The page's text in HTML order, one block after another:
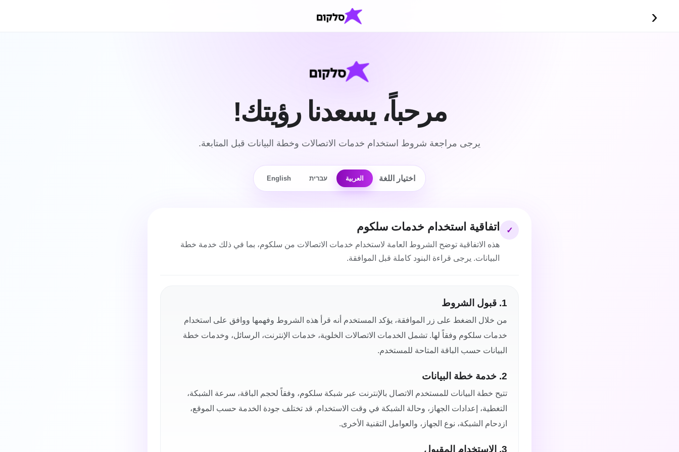
‹
مرحباً، يسعدنا رؤيتك!
يرجى مراجعة شروط استخدام خدمات الاتصالات وخطة البيانات قبل المتابعة.
اختيار اللغة العربية עברית English
✓ اتفاقية استخدام خدمات سلكوم
هذه الاتفاقية توضح الشروط العامة لاستخدام خدمات الاتصالات من سلكوم، بما في ذلك خدمة خطة
البيانات. يرجى قراءة البنود كاملة قبل الموافقة.
1. قبول الشروط
من خلال الضغط على زر الموافقة، يؤكد المستخدم أنه قرأ هذه الشروط وفهمها ووافق على استخدام
خدمات سلكوم وفقاً لها. تشمل الخدمات الاتصالات الخلوية، خدمات الإنترنت، الرسائل، وخدمات خطة
البيانات حسب الباقة المتاحة للمستخدم.
2. خدمة خطة البيانات
تتيح خطة البيانات للمستخدم الاتصال بالإنترنت عبر شبكة سلكوم، وفقاً لحجم الباقة، سرعة الشبكة،
التغطية، إعدادات الجهاز، وحالة الشبكة في وقت الاستخدام. قد تختلف جودة الخدمة حسب الموقع،
ازدحام الشبكة، نوع الجهاز، والعوامل التقنية الأخرى.
3. الاستخدام المقبول